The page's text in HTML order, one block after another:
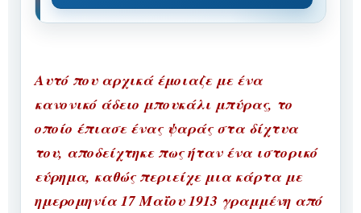
Αυτό που αρχικά έμοιαζε με ένα
κανονικό άδειο μπουκάλι μπύρας, το
οποίο έπιασε ένας ψαράς στα δίχτυα
του, αποδείχτηκε πως ήταν ένα ιστορικό
εύρημα, καθώς περιείχε μια κάρτα με
ημερομηνία 17 Μαΐου 1913 γραμμένη από